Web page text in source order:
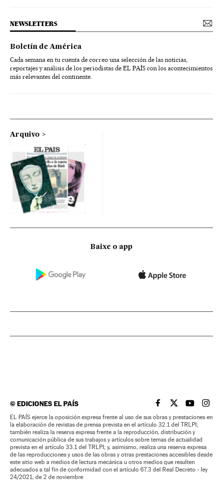
NEWSLETTERS
Boletín de América
Cada semana en tu cuenta de correo una selección de las noticias,
reportajes y análisis de los periodistas de EL PAÍS con los acontecimientos
más relevantes del continente.
Arquivo
Baixe o app
©EDICIONES EL PAÍS EL PAÍS BRASIL EN
EL PAÍSEL PAÍS
EL
EL PAÍS ejerce la oposición expresa frente al uso de sus obras y prestaciones en
la elaboración de revistas de prensa prevista en el artículo 32.1 del TRLPI;
también realiza la reserva expresa frente a la reproducción, distribución y
comunicación pública de sus trabajos y artículos sobre temas de actualidad
prevista en el artículo 33.1 del TRLPI; y, asimismo, realiza una reserva expresa
de las reproducciones y usos de las obras y otras prestaciones accesibles desde
este sitio web a medios de lectura mecánica u otros medios que resulten
adecuados a tal fin de conformidad con el artículo 67.3 del Real Decreto - ley
24/2021, de 2 de noviembre